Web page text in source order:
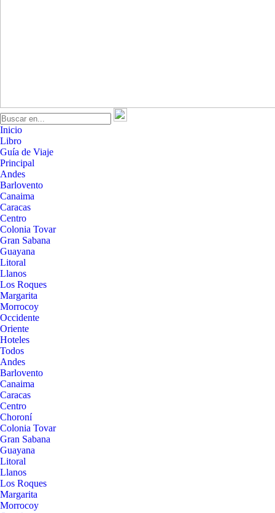
Inicio
Libro
Guía de Viaje
Principal
Andes
Barlovento
Canaima
Caracas
Centro
Colonia Tovar
Gran Sabana
Guayana
Litoral
Llanos
Los Roques
Margarita
Morrocoy
Occidente
Oriente
Hoteles
Todos
Andes
Barlovento
Canaima
Caracas
Centro
Choroní
Colonia Tovar
Gran Sabana
Guayana
Litoral
Llanos
Los Roques
Margarita
Morrocoy